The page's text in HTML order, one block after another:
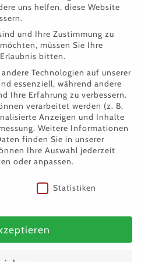
Pezi
uns helfen, diese Website
und Ihre Zustimmung zu
müssen Sie Ihre
bitten.
Technologien auf unserer
essenziell, während andere
Ihre Erfahrung zu verbessern.
verarbeitet werden (z. B.
Anzeigen und Inhalte
Weitere Informationen
finden Sie in unserer
Ihre Auswahl jederzeit
oder anpassen.
Statistiken